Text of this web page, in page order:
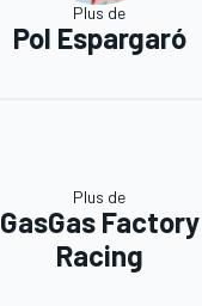
Plus de
Pol Espargaró
Plus de
GasGas Factory
Racing